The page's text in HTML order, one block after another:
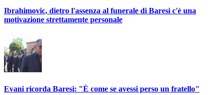
Ibrahimovic, dietro l'assenza al funerale di Baresi c'è una
motivazione strettamente personale
Evani ricorda Baresi: "È come se avessi perso un fratello"